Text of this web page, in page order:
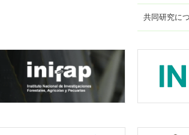
共同研究に